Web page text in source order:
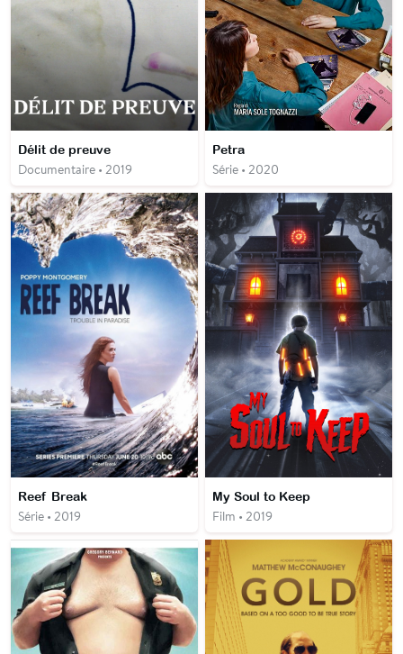
Délit de preuve
Documentaire • 2019
Petra
Série • 2020
Reef Break
Série • 2019
My Soul to Keep
Film • 2019